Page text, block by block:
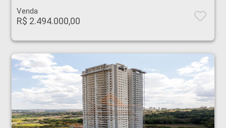
Venda
R$ 2.494.000,00